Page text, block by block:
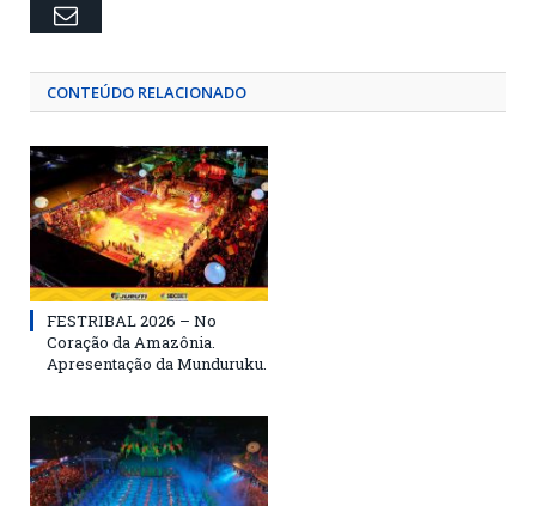
Email
CONTEÚDO RELACIONADO
FESTRIBAL 2026 – No
Coração da Amazônia.
Apresentação da Munduruku.